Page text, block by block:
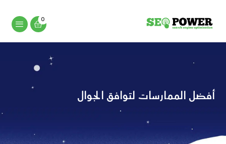
أفضل الممارسات لتوافق الجوال